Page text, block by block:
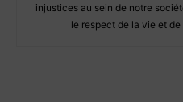
injustices au sein de notre
le respect de la vie et de